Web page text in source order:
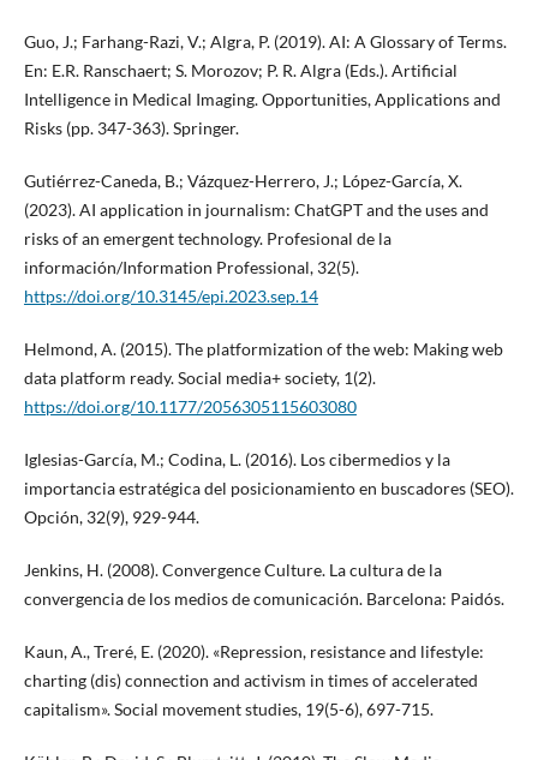
Guo, J.; Farhang-Razi, V.; Algra, P. (2019). AI: A Glossary of Terms.
En: E.R. Ranschaert; S. Morozov; P. R. Algra (Eds.). Artificial
Intelligence in Medical Imaging. Opportunities, Applications and
Risks (pp. 347-363). Springer.
Gutiérrez-Caneda, B.; Vázquez-Herrero, J.; López-García, X.
(2023). AI application in journalism: ChatGPT and the uses and
risks of an emergent technology. Profesional de la
información/Information Professional, 32(5).
https://doi.org/10.3145/epi.2023.sep.14
Helmond, A. (2015). The platformization of the web: Making web
data platform ready. Social media+ society, 1(2).
https://doi.org/10.1177/2056305115603080
Iglesias-García, M.; Codina, L. (2016). Los cibermedios y la
importancia estratégica del posicionamiento en buscadores (SEO).
Opción, 32(9), 929-944.
Jenkins, H. (2008). Convergence Culture. La cultura de la
convergencia de los medios de comunicación. Barcelona: Paidós.
Kaun, A., Treré, E. (2020). «Repression, resistance and lifestyle:
charting (dis) connection and activism in times of accelerated
capitalism». Social movement studies, 19(5-6), 697-715.